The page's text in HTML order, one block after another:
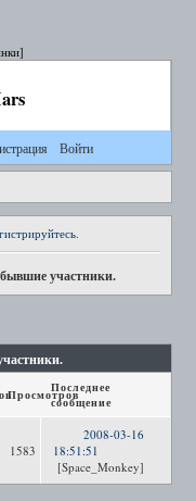
Войти
.
участники.
ПросмотровПоследнее
сообщение
1583
2008-03-16
18:51:51
[Space_Monkey]